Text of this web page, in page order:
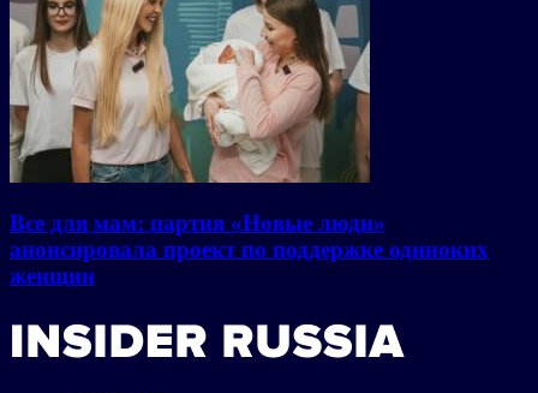
Все для мам: партия «Новые люди»
анонсировала проект по поддержке одиноких
женщин